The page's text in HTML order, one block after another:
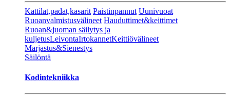
Kattilat,padat,kasarit Paistinpannut Uunivuoat
Ruoanvalmistusvälineet Hauduttimet&keittimet
Ruoan&juoman säilytys ja
kuljetusLeivontaIrtokannetKeittiövälineet
Marjastus&Sienestys
Säilöntä
Kodintekniikka